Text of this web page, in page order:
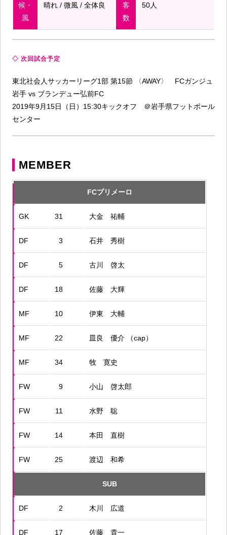
候・
風
晴れ / 微風 / 全体良
客
数
50人
◇ 次回試合予定
東北社会人サッカーリーグ1部 第15節 〈AWAY〉 FCガンジュ
岩手 vs ブランデュー弘前FC
2019年9月15日（日）15:30キックオフ ＠岩手県フットボール
センター
MEMBER
FCプリメーロ
GK 31 大金 祐輔
DF 3 石井 秀樹
DF 5 古川 啓太
DF 18 佐藤 大輝
MF 10 伊東 大輔
MF 22 皿良 優介 （cap）
MF 34 牧 寛史
FW 9 小山 啓太郎
FW 11 水野 聡
FW 14 本田 直樹
FW 25 渡辺 和希
SUB
DF 2 木川 広道
DF 17 佐藤 貴一